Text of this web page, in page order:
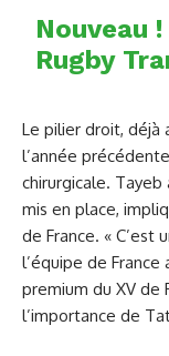
Nouveau
Rugby
Le pilier droit, déjà
l’année
chirurgicale. Tayeb
mis en place,
de France. « C’est
l’équipe de
premium du XV de
l’importance de